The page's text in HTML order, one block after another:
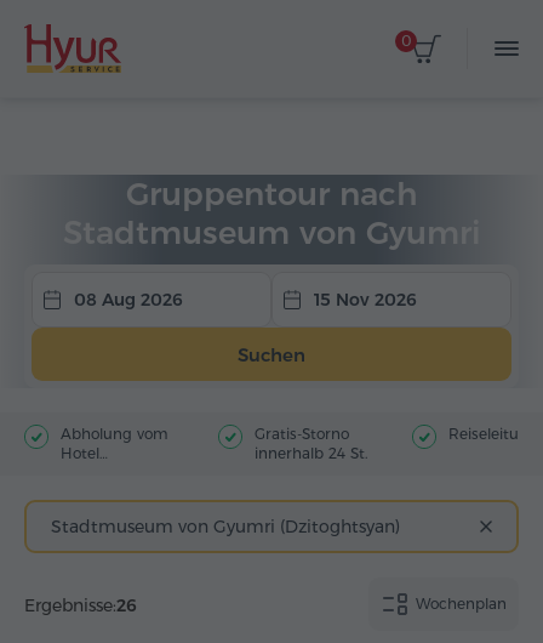
0
Gruppentour nach
Stadtmuseum von Gyumri
(Dzitoghtsyan)
08 Aug 2026 15 Nov 2026
Suchen
Abholung vom
Hotel
Gratis-Storno
innerhalb 24 St.
Reiseleitung
Stadtmuseum von Gyumri (Dzitoghtsyan)
Wochenplan
Ergebnisse:26